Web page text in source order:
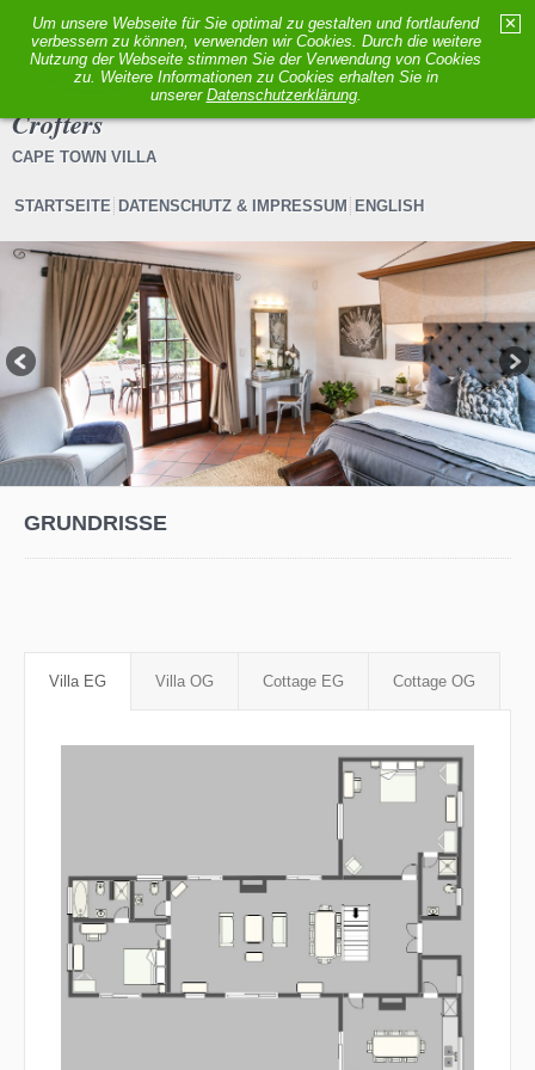
✕
Um unsere Webseite für Sie optimal zu gestalten und fortlaufend
verbessern zu können, verwenden wir Cookies. Durch die weitere
Nutzung der Webseite stimmen Sie der Verwendung von Cookies
zu. Weitere Informationen zu Cookies erhalten Sie in
unserer Datenschutzerklärung.
MENÜ
Crofters
CAPE TOWN VILLA
STARTSEITE DATENSCHUTZ & IMPRESSUM ENGLISH
1 2 3 4 5
GRUNDRISSE
Villa EG Villa OG Cottage EG Cottage OG